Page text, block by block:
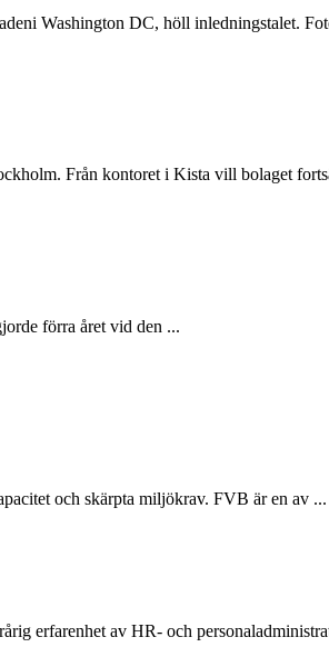
Washington DC, höll inledningstalet.
Från kontoret i Kista vill bolaget
förra året vid den ...
och skärpta miljökrav. FVB är en av ...
erfarenhet av HR- och